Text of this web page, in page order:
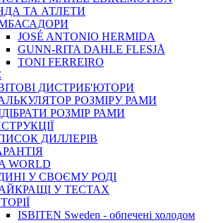
ТА АТЛЕТИ
JOSÉ ANTONIO HERMIDA
GUNN-RITA DAHLE FLESJÅ
TONI FERREIRO
ДИСТРИБ'ЮТОРИ
РОЗМIРУ РАМИ
РОЗМІР РАМИ
ДИЛЛЕРІВ
WORLD
У СВОЄМУ РОДI
У ТЕСТАХ
ISBITEN Sweden - обпечені холодом